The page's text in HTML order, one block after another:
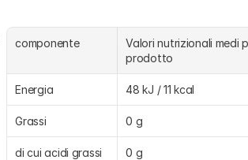
componente
Valori nutrizionali medi
prodotto
Energia 48 kJ / 11 kcal
Grassi 0 g
di cui acidi grassi
0 g